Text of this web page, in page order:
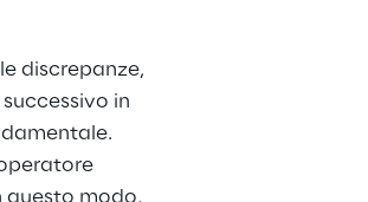
discrepanze,
in
questo modo,